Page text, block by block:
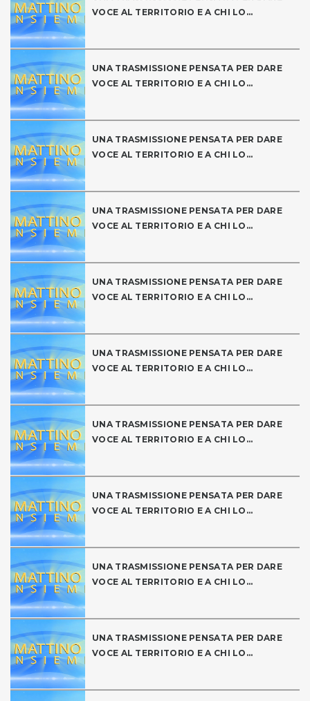
VOCE AL TERRITORIO E A CHI LO...
UNA TRASMISSIONE PENSATA PER DARE
VOCE AL TERRITORIO E A CHI LO...
UNA TRASMISSIONE PENSATA PER DARE
VOCE AL TERRITORIO E A CHI LO...
UNA TRASMISSIONE PENSATA PER DARE
VOCE AL TERRITORIO E A CHI LO...
UNA TRASMISSIONE PENSATA PER DARE
VOCE AL TERRITORIO E A CHI LO...
UNA TRASMISSIONE PENSATA PER DARE
VOCE AL TERRITORIO E A CHI LO...
UNA TRASMISSIONE PENSATA PER DARE
VOCE AL TERRITORIO E A CHI LO...
UNA TRASMISSIONE PENSATA PER DARE
VOCE AL TERRITORIO E A CHI LO...
UNA TRASMISSIONE PENSATA PER DARE
VOCE AL TERRITORIO E A CHI LO...
UNA TRASMISSIONE PENSATA PER DARE
VOCE AL TERRITORIO E A CHI LO...